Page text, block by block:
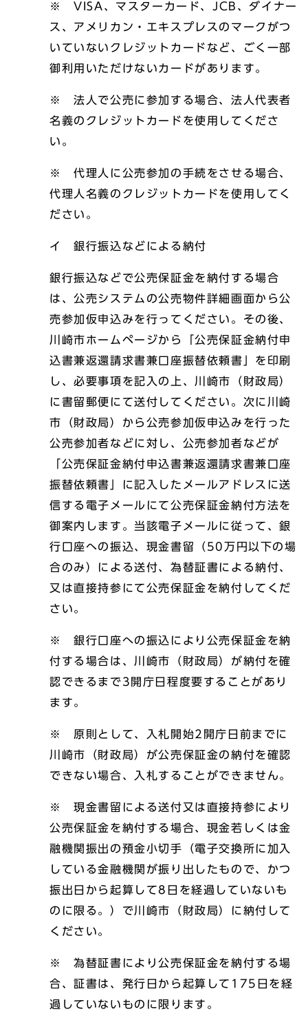
※ VISA、マスターカード、JCB、ダイナー
ス、アメリカン・エキスプレスのマークがつ
いていないクレジットカードなど、ごく一部
御利用いただけないカードがあります。
※ 法人で公売に参加する場合、法人代表者
名義のクレジットカードを使用してくださ
い。
※ 代理人に公売参加の手続をさせる場合、
代理人名義のクレジットカードを使用してく
ださい。
イ 銀行振込などによる納付
銀行振込などで公売保証金を納付する場合
は、公売システムの公売物件詳細画面から公
売参加仮申込みを行ってください。その後、
川崎市ホームページから「公売保証金納付申
込書兼返還請求書兼口座振替依頼書」を印刷
し、必要事項を記入の上、川崎市（財政局）
に書留郵便にて送付してください。次に川崎
市（財政局）から公売参加仮申込みを行った
公売参加者などに対し、公売参加者などが
「公売保証金納付申込書兼返還請求書兼口座
振替依頼書」に記入したメールアドレスに送
信する電子メールにて公売保証金納付方法を
御案内します。当該電子メールに従って、銀
行口座への振込、現金書留（50万円以下の場
合のみ）による送付、為替証書による納付、
又は直接持参にて公売保証金を納付してくだ
さい。
※ 銀行口座への振込により公売保証金を納
付する場合は、川崎市（財政局）が納付を確
認できるまで3開庁日程度要することがあり
ます。
※ 原則として、入札開始2開庁日前までに
川崎市（財政局）が公売保証金の納付を確認
できない場合、入札することができません。
※ 現金書留による送付又は直接持参により
公売保証金を納付する場合、現金若しくは金
融機関振出の預金小切手（電子交換所に加入
している金融機関が振り出したもので、かつ
振出日から起算して8日を経過していないも
のに限る。）で川崎市（財政局）に納付して
ください。
※ 為替証書により公売保証金を納付する場
合、証書は、発行日から起算して175日を経
過していないものに限ります。